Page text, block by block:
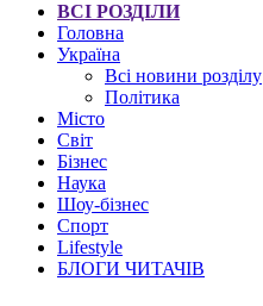
ВСІ РОЗДІЛИ
Головна
Україна
Всі новини розділу
Політика
Місто
Світ
Бізнес
Наука
Шоу-бізнес
Спорт
Lifestyle
БЛОГИ ЧИТАЧІВ